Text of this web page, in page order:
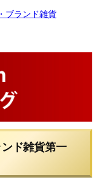
ブランド雑貨
ド雑貨第一